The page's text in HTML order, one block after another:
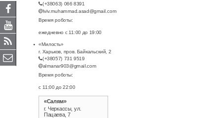
(+38063) 066 8391
lviv.muhammad.asad@gmail.com
Время роботы:
ежедневно с 11:00 до 19:00
«Милость»
г. Харьков, пров. Байкальский, 2
(+38057) 731 9519
almanar903@gmail.com
Время роботы:
с 11:00 до 22:00
«Салям»
г. Черкассы, ул.
Пацаева, 7